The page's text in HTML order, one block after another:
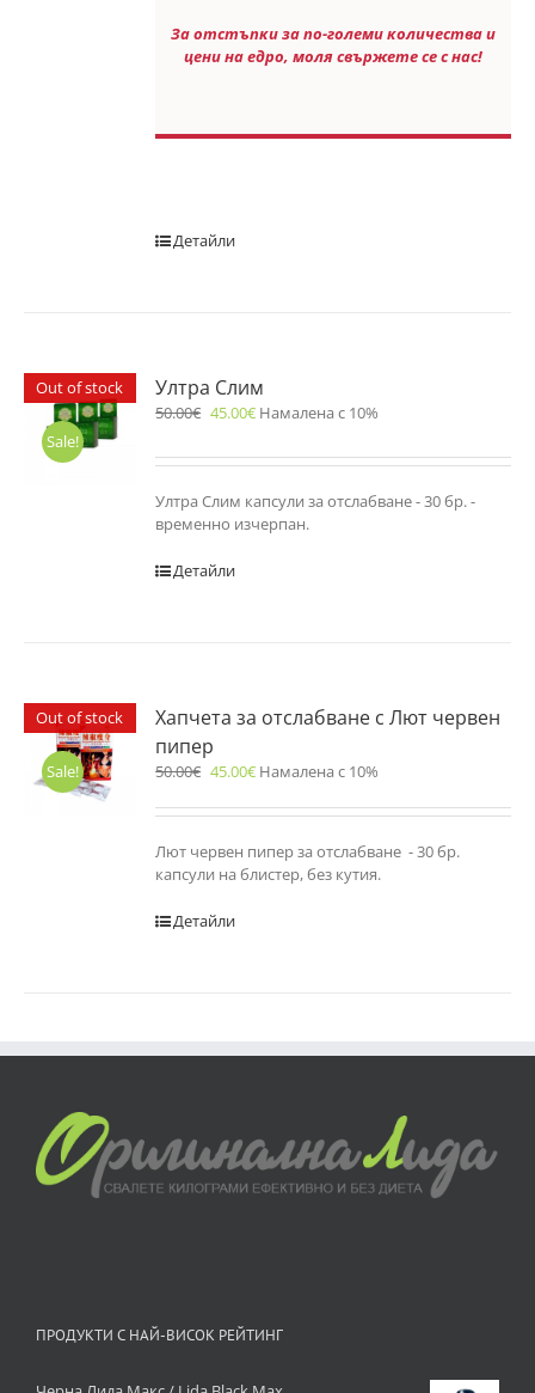
За отстъпки за по-големи количества и
цени на едро, моля свържете се с нас!
Детайли
Out of stock
Sale!
Ултра Слим
50.00€ 45.00€ Намалена с 10%
Ултра Слим капсули за отслабване - 30 бр. -
временно изчерпан.
Детайли
Out of stock
Sale!
Хапчета за отслабване с Лют червен
пипер
50.00€ 45.00€ Намалена с 10%
Лют червен пипер за отслабване - 30 бр.
капсули на блистер, без кутия.
Детайли
ПРОДУКТИ С НАЙ-ВИСОК РЕЙТИНГ